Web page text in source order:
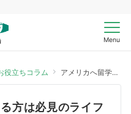
Menu
役立ちコラム アメリカへ留学・駐在する方は必見のライフハック6選！
方は必見のライフ